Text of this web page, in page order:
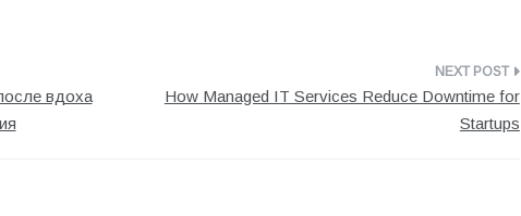
вдоха
How Managed IT Services Reduce Downtime for
Startups